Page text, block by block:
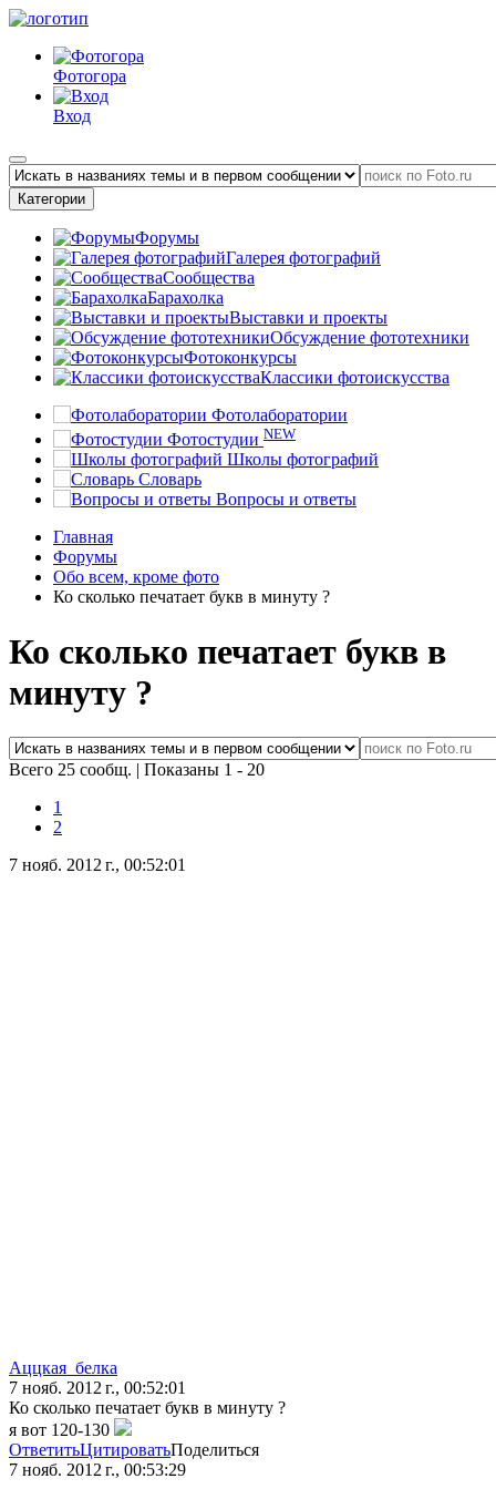
Фотогора
Вход
Категории
Форумы
Галерея фотографий
Сообщества
Барахолка
Выставки и проекты
Обсуждение фототехники
Фотоконкурсы
Классики фотоискусства
Фотолаборатории
Фотостудии NEW
Школы фотографий
Словарь
Вопросы и ответы
Главная
Форумы
Обо всем, кроме фото
Ко сколько печатает букв в минуту ?
Ко сколько печатает букв в
минуту ?
Всего 25 сообщ. | Показаны 1 - 20
1
2
7 нояб. 2012 г., 00:52:01
Аццкая_белка
7 нояб. 2012 г., 00:52:01
Ко сколько печатает букв в минуту ?
я вот 120-130
ОтветитьЦитироватьПоделиться
7 нояб. 2012 г., 00:53:29